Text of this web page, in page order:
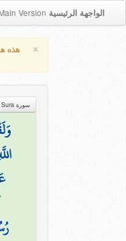
Version الواجهة الرئيسية
× هذه
سورة Sura